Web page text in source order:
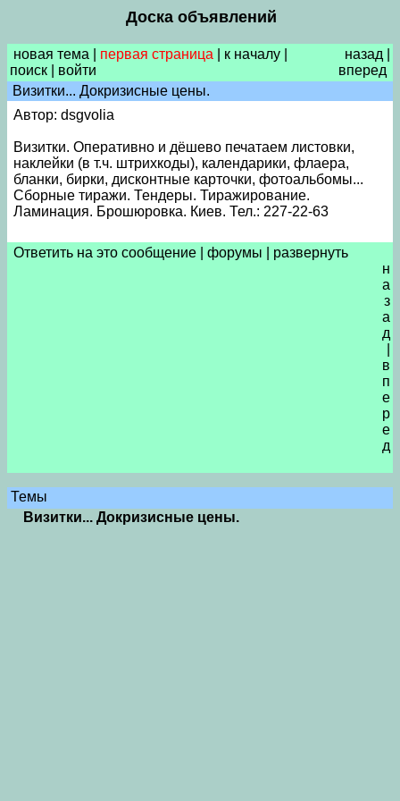
Доска объявлений
новая тема первая страница к началу
поиск
войти
назад
вперед
Визитки... Докризисные цены.
Автор: dsgvolia
Визитки. Оперативно и дёшево печатаем листовки,
наклейки (в т.ч. штрихкоды), календарики, флаера,
бланки, бирки, дисконтные карточки, фотоальбомы...
Сборные тиражи. Тендеры. Тиражирование.
Ламинация. Брошюровка. Киев. Тел.: 227-22-63
Ответить на это сообщение форумы
развернуть
н
а
з
а
д
в
п
е
р
е
д
Темы
Визитки... Докризисные цены.